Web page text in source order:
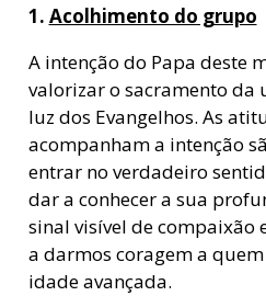
1. Acolhimento do grupo
A intenção do Papa deste
valorizar o sacramento da
luz dos Evangelhos. As
acompanham a intenção
entrar no verdadeiro
dar a conhecer a sua
sinal visível de compaixão
a darmos coragem a
idade avançada.